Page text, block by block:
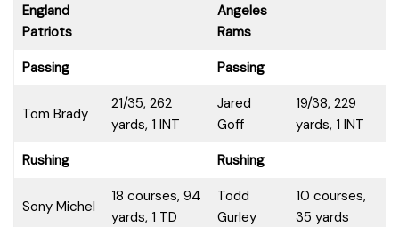
England
Patriots
Angeles
Rams
Passing
Passing
Tom Brady
21/35, 262
yards, 1 INT
Jared
Goff
19/38, 229
yards, 1 INT
Rushing
Rushing
Sony Michel
18 courses, 94
yards, 1 TD
Todd
Gurley
10 courses,
35 yards